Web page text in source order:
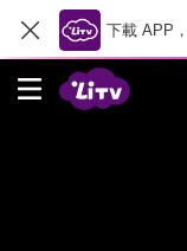
下載 APP